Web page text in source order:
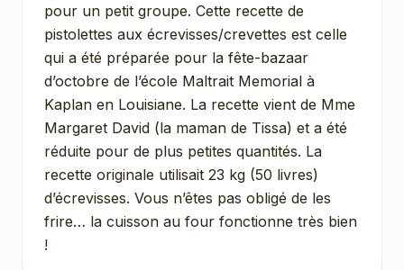
pour un petit groupe. Cette recette de
pistolettes aux écrevisses/crevettes est celle
qui a été préparée pour la fête-bazaar
d’octobre de l’école Maltrait Memorial à
Kaplan en Louisiane. La recette vient de Mme
Margaret David (la maman de Tissa) et a été
réduite pour de plus petites quantités. La
recette originale utilisait 23 kg (50 livres)
d’écrevisses. Vous n’êtes pas obligé de les
frire… la cuisson au four fonctionne très bien
!